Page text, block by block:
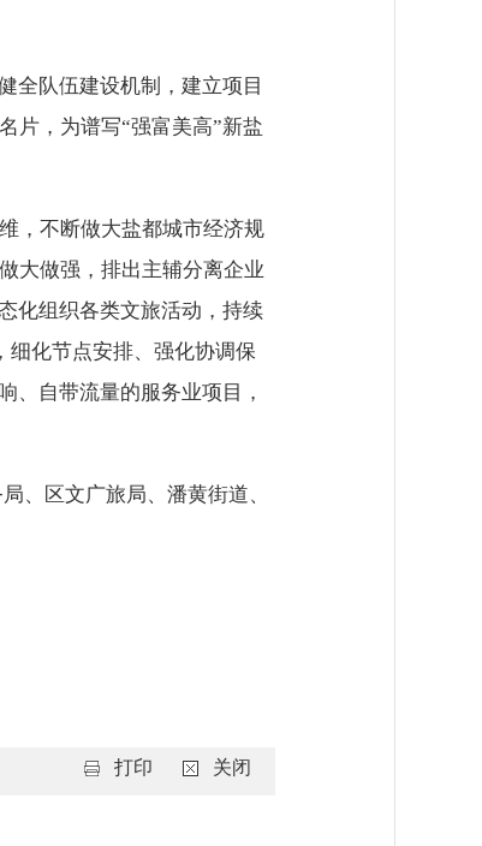
全队伍建设机制，建立项目
片，为谱写“强富美高”新盐
，不断做大盐都城市经济规
大做强，排出主辅分离企业
化组织各类文旅活动，持续
细化节点安排、强化协调保
、自带流量的服务业项目，
、区文广旅局、潘黄街道、
打印 关闭